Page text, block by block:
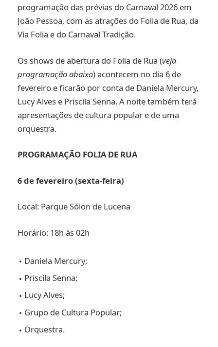
programação das prévias do Carnaval 2026 em
João Pessoa, com as atrações do Folia de Rua, da
Via Folia e do Carnaval Tradição.
Os shows de abertura do Folia de Rua (veja
programação abaixo) acontecem no dia 6 de
fevereiro e ficarão por conta de Daniela Mercury,
Lucy Alves e Priscila Senna. A noite também terá
apresentações de cultura popular e de uma
orquestra.
PROGRAMAÇÃO FOLIA DE RUA
6 de fevereiro (sexta-feira)
Local: Parque Sólon de Lucena
Horário: 18h às 02h
Daniela Mercury;
Priscila Senna;
Lucy Alves;
Grupo de Cultura Popular;
Orquestra.